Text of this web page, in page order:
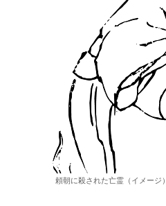
頼朝に殺された亡霊（イメージ）